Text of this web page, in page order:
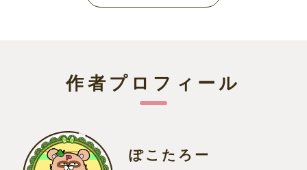
作者プロフィール
ぽこたろー